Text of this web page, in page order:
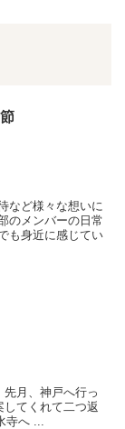
など様々な想いに
のメンバーの日常
も身近に感じてい
月、神戸へ行っ
てくれて二つ返
へ ...